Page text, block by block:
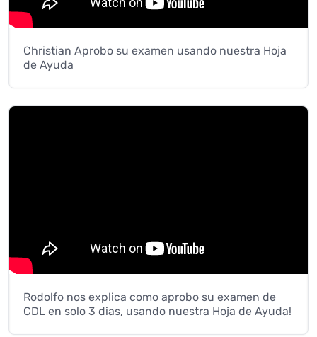
Christian Aprobo su examen usando nuestra Hoja
de Ayuda
Rodolfo nos explica como aprobo su examen de
CDL en solo 3 dias, usando nuestra Hoja de Ayuda!